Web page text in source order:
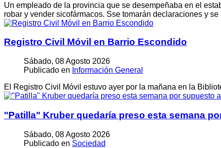
Un empleado de la provincia que se desempeñaba en el
robar y vender sicofármacos. Sse tomarán declaraciones y
Registro Civil Móvil en Barrio Escondido
Sábado, 08 Agosto 2026
Publicado en Información General
El Registro Civil Móvil estuvo ayer por la mañana en la
"Patilla" Kruber quedaría preso esta semana
Sábado, 08 Agosto 2026
Publicado en Sociedad